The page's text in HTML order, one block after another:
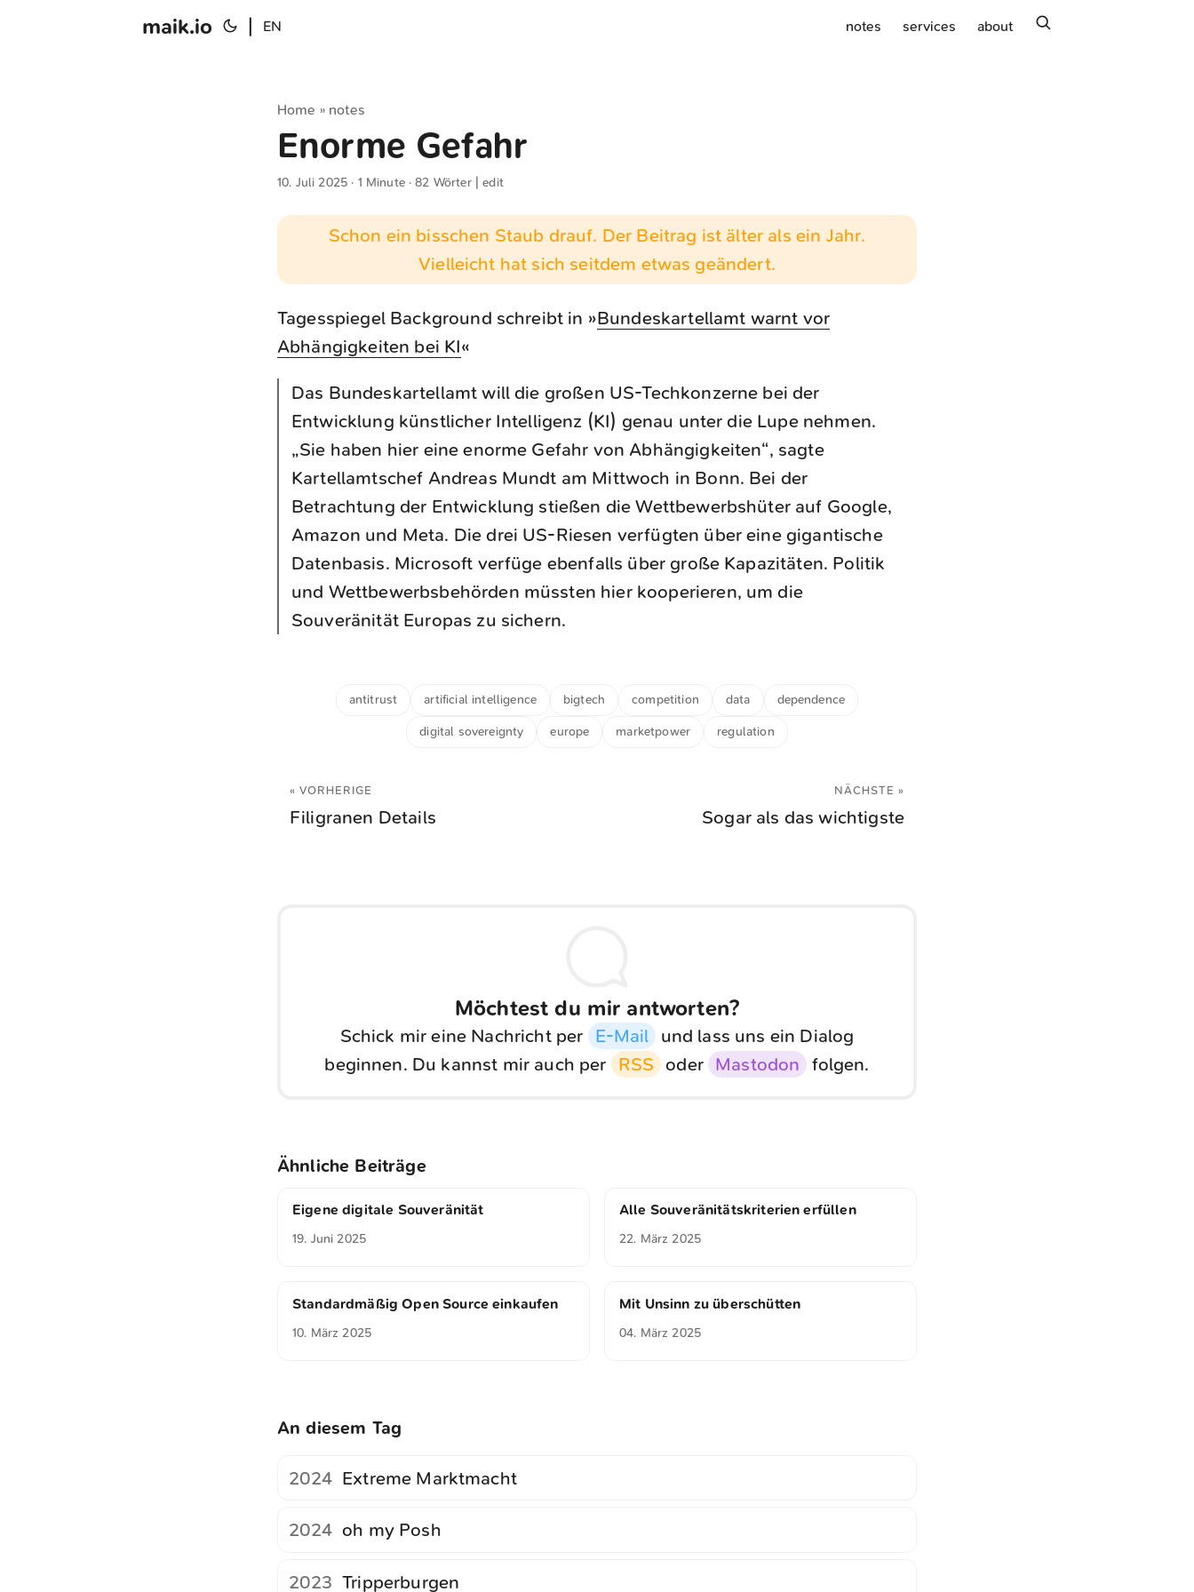
maik.io EN notes services about
Home » notes
Enorme Gefahr
10. Juli 2025 · 1 Minute · 82 Wörter |edit
Schon ein bisschen Staub drauf. Der Beitrag ist älter als ein Jahr.
Vielleicht hat sich seitdem etwas geändert.
Tagesspiegel Background schreibt in »Bundeskartellamt warnt vor
Abhängigkeiten bei KI«
Das Bundeskartellamt will die großen US-Techkonzerne bei der
Entwicklung künstlicher Intelligenz (KI) genau unter die Lupe nehmen.
„Sie haben hier eine enorme Gefahr von Abhängigkeiten“, sagte
Kartellamtschef Andreas Mundt am Mittwoch in Bonn. Bei der
Betrachtung der Entwicklung stießen die Wettbewerbshüter auf Google,
Amazon und Meta. Die drei US-Riesen verfügten über eine gigantische
Datenbasis. Microsoft verfüge ebenfalls über große Kapazitäten. Politik
und Wettbewerbsbehörden müssten hier kooperieren, um die
Souveränität Europas zu sichern.
antitrust artificial intelligence bigtech competition data dependence
digital sovereignty europe marketpower regulation
« VORHERIGE
Filigranen Details
NÄCHSTE »
Sogar als das wichtigste
Möchtest du mir antworten?
Schick mir eine Nachricht per E-Mail
und lass uns ein Dialog
beginnen. Du kannst mir auch per
RSS oder Mastodon folgen.
Ähnliche Beiträge
Eigene digitale Souveränität
19. Juni 2025
Alle Souveränitätskriterien erfüllen
22. März 2025
Standardmäßig Open Source einkaufen
10. März 2025
Mit Unsinn zu überschütten
04. März 2025
An diesem Tag
2024 Extreme Marktmacht
2024 oh my Posh
2023 Tripperburgen